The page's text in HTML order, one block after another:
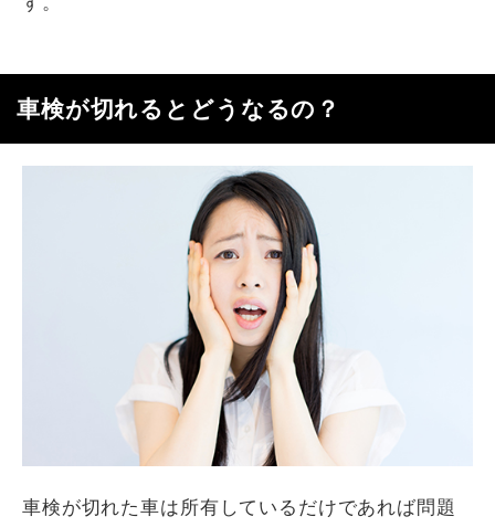
車検が切れるとどうなるの？
車検が切れた車は所有しているだけであれば問題